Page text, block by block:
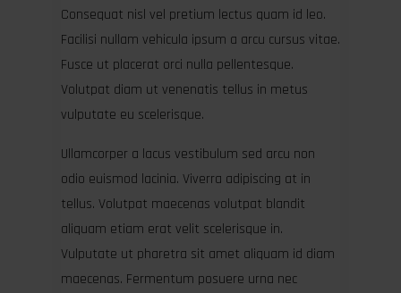
Consequat nisl vel pretium lectus quam id leo.
Facilisi nullam vehicula ipsum a arcu cursus vitae.
Fusce ut placerat orci nulla pellentesque.
Volutpat diam ut venenatis tellus in metus
vulputate eu scelerisque.
Ullamcorper a lacus vestibulum sed arcu non
odio euismod lacinia. Viverra adipiscing at in
tellus. Volutpat maecenas volutpat blandit
aliquam etiam erat velit scelerisque in.
Vulputate ut pharetra sit amet aliquam id diam
maecenas. Fermentum posuere urna nec